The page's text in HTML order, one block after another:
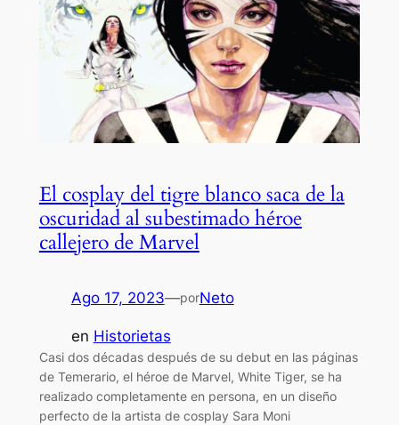
El cosplay del tigre blanco saca de la
oscuridad al subestimado héroe
callejero de Marvel
Ago 17, 2023—porNeto
en Historietas
Casi dos décadas después de su debut en las páginas
de Temerario, el héroe de Marvel, White Tiger, se ha
realizado completamente en persona, en un diseño
perfecto de la artista de cosplay Sara Moni